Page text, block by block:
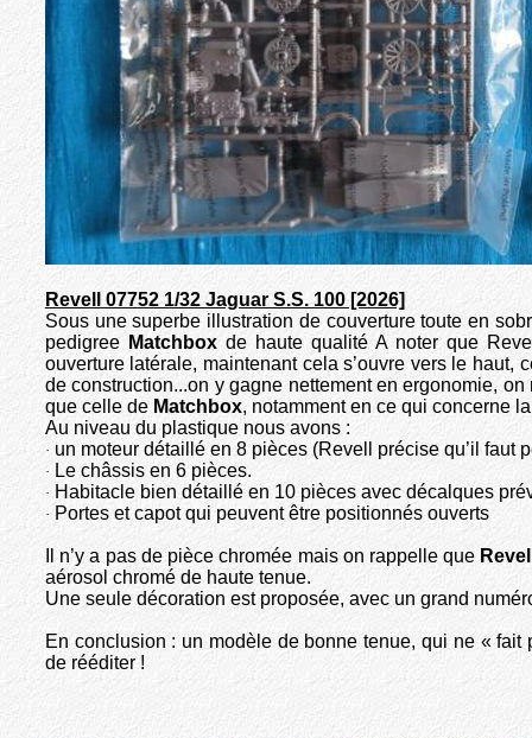
Revell 07752 1/32 Jaguar S.S. 100 [2026]
Sous une superbe illustration de couverture toute en
pedigree Matchboxde haute qualité A noter que
ouverture latérale, maintenant cela s’ouvre vers le haut,
de construction...on y gagne nettement en ergonomie,
que celle de Matchbox, notamment en ce qui concerne
Au niveau du plastique nous avons :
· un moteur détaillé en 8 pièces (Revell précise qu’il faut
· Le châssis en 6 pièces.
· Habitacle bien détaillé en 10 pièces avec décalques
· Portes et capot qui peuvent être positionnés ouverts
Il n’y a pas de pièce chromée mais on rappelle que
aérosol chromé de haute tenue.
Une seule décoration est proposée, avec un grand
En conclusion : un modèle de bonne tenue, qui ne «
de rééditer !